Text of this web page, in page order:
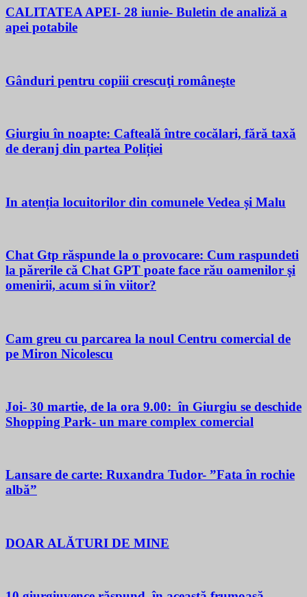
CALITATEA APEI- 28 iunie- Buletin de analiză a
apei potabile
Gânduri pentru copiii crescuţi româneşte
Giurgiu în noapte: Cafteală între cocălari, fără taxă
de deranj din partea Poliției
In atenția locuitorilor din comunele Vedea și Malu
Chat Gtp răspunde la o provocare: Cum raspundeti
la părerile că Chat GPT poate face rău oamenilor şi
omenirii, acum si în viitor?
Cam greu cu parcarea la noul Centru comercial de
pe Miron Nicolescu
Joi- 30 martie, de la ora 9.00: în Giurgiu se deschide
Shopping Park- un mare complex comercial
Lansare de carte: Ruxandra Tudor- ”Fata în rochie
albă”
DOAR ALĂTURI DE MINE